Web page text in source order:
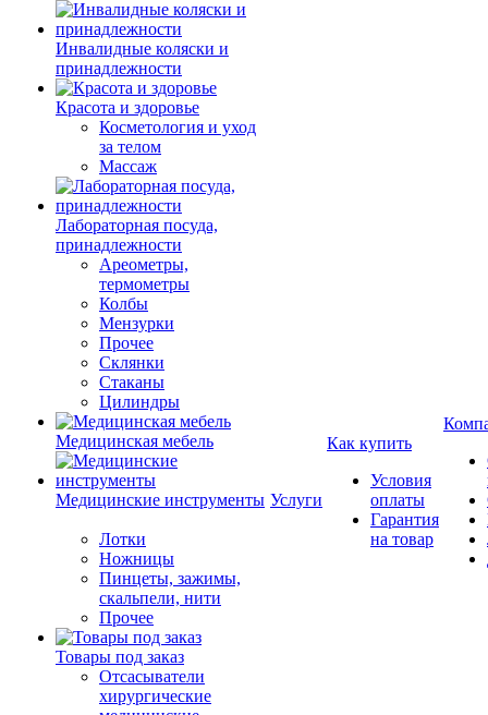
Инвалидные коляски и
принадлежности
Красота и здоровье
Косметология и уход
за телом
Массаж
Лабораторная посуда,
принадлежности
Ареометры,
термометры
Колбы
Мензурки
Прочее
Склянки
Стаканы
Цилиндры
Медицинская мебель
Медицинские инструменты
Лотки
Ножницы
Пинцеты, зажимы,
скальпели, нити
Прочее
Товары под заказ
Отсасыватели
хирургические
Услуги
Как купить
Условия
оплаты
Гарантия
на товар